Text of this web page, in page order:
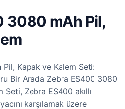
3080 mAh Pil,
Kapak ve Kalem Seti:
Bir Arada Zebra ES400 3080
Seti, Zebra ES400 akıllı
karşılamak üzere